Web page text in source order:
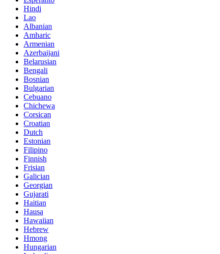
Hindi
Lao
Albanian
Amharic
Armenian
Azerbaijani
Belarusian
Bengali
Bosnian
Bulgarian
Cebuano
Chichewa
Corsican
Croatian
Dutch
Estonian
Filipino
Finnish
Frisian
Galician
Georgian
Gujarati
Haitian
Hausa
Hawaiian
Hebrew
Hmong
Hungarian